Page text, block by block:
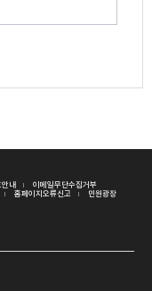
내 이메일무단수집거부
홈페이지오류신고 민원광장